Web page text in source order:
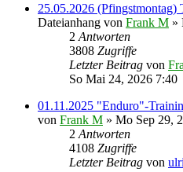
25.05.2026 (Pfingstmontag)
Dateianhang von Frank M »
2 Antworten
3808 Zugriffe
Letzter Beitrag von
So Mai 24, 2026 7:40
01.11.2025 "Enduro"-
von Frank M » Mo Sep 29,
2 Antworten
4108 Zugriffe
Letzter Beitrag von